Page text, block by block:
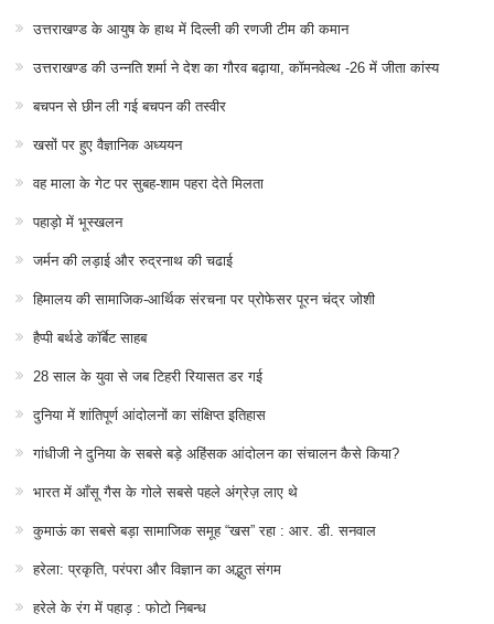
उत्तराखण्ड के आयुष के हाथ में दिल्ली की रणजी टीम की कमान
उत्तराखण्ड की उन्नति शर्मा ने देश का गौरव बढ़ाया, कॉमनवेल्थ -26 में जीता कांस्य
बचपन से छीन ली गई बचपन की तस्वीर
खसों पर हुए वैज्ञानिक अध्ययन
वह माला के गेट पर सुबह-शाम पहरा देते मिलता
पहाड़ो में भूस्खलन
जर्मन की लड़ाई और रुद्रनाथ की चढाई
हिमालय की सामाजिक-आर्थिक संरचना पर प्रोफेसर पूरन चंद्र जोशी
हैप्पी बर्थडे कॉर्बेट साहब
28 साल के युवा से जब टिहरी रियासत डर गई
दुनिया में शांतिपूर्ण आंदोलनों का संक्षिप्त इतिहास
गांधीजी ने दुनिया के सबसे बड़े अहिंसक आंदोलन का संचालन कैसे किया?
भारत में आँसू गैस के गोले सबसे पहले अंग्रेज़ लाए थे
कुमाऊं का सबसे बड़ा सामाजिक समूह “खस” रहा : आर. डी. सनवाल
हरेला: प्रकृति, परंपरा और विज्ञान का अद्भुत संगम
हरेले के रंग में पहाड़ : फोटो निबन्ध